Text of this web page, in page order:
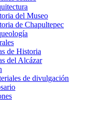
del Museo
de Chapultepec
de Historia
del Alcázar
de divulgación